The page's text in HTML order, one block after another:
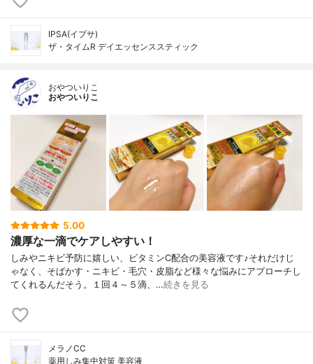
IPSA(イプサ)
ザ・タイムR デイエッセンススティック
おやついりこ
おやついりこ
5.00
濃厚な一滴でケアしやすい！
しみやニキビ予防に嬉しい、ビタミンC配合の美容液です♪それだけじ
ゃなく、そばかす・ニキビ・毛穴・皮脂など様々な悩みにアプローチし
てくれるんだそう。１回４～５滴、…続きを見る
メラノCC
薬用しみ集中対策 美容液